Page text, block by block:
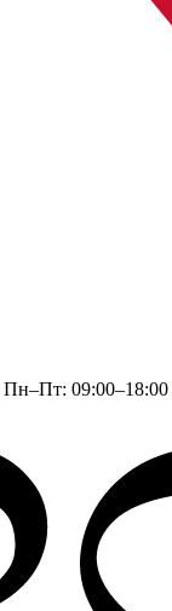
Пн–Пт: 09:00–18:00